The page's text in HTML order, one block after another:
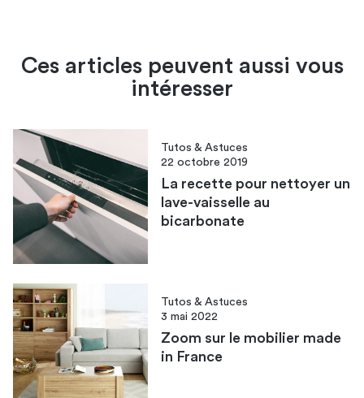
Ces articles peuvent aussi vous
intéresser
Tutos & Astuces
22 octobre 2019
La recette pour nettoyer un
lave-vaisselle au
bicarbonate
Tutos & Astuces
3 mai 2022
Zoom sur le mobilier made
in France